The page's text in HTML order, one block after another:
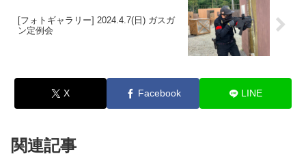
[フォトギャラリー] 2024.4.7(日) ガスガ
ン定例会
X Facebook LINE
関連記事